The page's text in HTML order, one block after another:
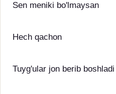
Sen meniki bo'lmaysan
Hech qachon
Tuyg'ular jon berib boshladi